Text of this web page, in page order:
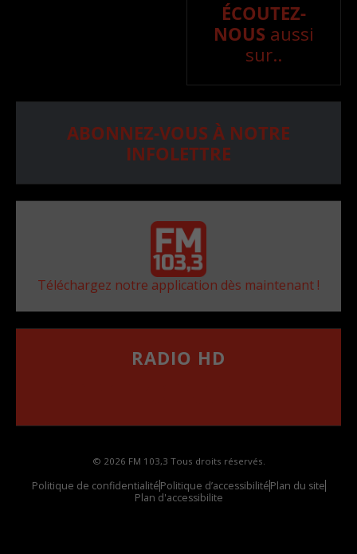
ÉCOUTEZ-
NOUS aussi
sur..
ABONNEZ-VOUS À NOTRE
INFOLETTRE
Téléchargez notre application dès maintenant !
RADIO HD
© 2026 FM 103,3 Tous droits réservés.
Politique de confidentialitéPolitique d’accessibilitéPlan du site
Plan d'accessibilite